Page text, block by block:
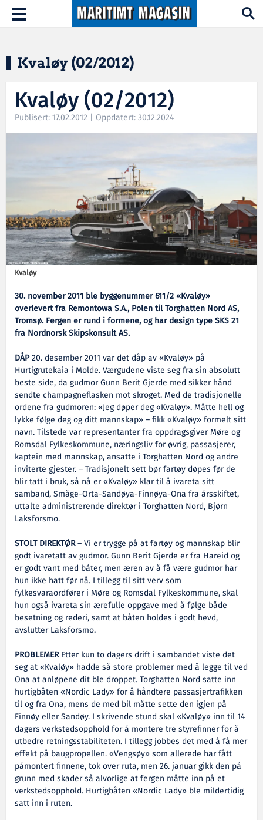
Hopp til hovedinnhold
Toggle
navigation
Kvaløy (02/2012)
Kvaløy (02/2012)
Publisert: 17.02.2012 | Oppdatert: 30.12.2024
Kvaløy
30. november 2011 ble byggenummer 611/2 «Kvaløy»
overlevert fra Remontowa S.A., Polen til Torghatten Nord AS,
Tromsø. Fergen er rund i formene, og har design type SKS 21
fra Nordnorsk Skipskonsult AS.
DÅP20. desember 2011 var det dåp av «Kvaløy» på
Hurtigrutekaia i Molde. Værgudene viste seg fra sin absolutt
beste side, da gudmor Gunn Berit Gjerde med sikker hånd
sendte champagneflasken mot skroget. Med de tradisjonelle
ordene fra gudmoren: «Jeg døper deg «Kvaløy». Måtte hell og
lykke følge deg og ditt mannskap» – fikk «Kvaløy» formelt sitt
navn. Tilstede var representanter fra oppdragsgiver Møre og
Romsdal Fylkeskommune, næringsliv for øvrig, passasjerer,
kaptein med mannskap, ansatte i Torghatten Nord og andre
inviterte gjester. – Tradisjonelt sett bør fartøy døpes før de
blir tatt i bruk, så nå er «Kvaløy» klar til å ivareta sitt
samband, Småge-Orta-Sandøya-Finnøya-Ona fra årsskiftet,
uttalte administrerende direktør i Torghatten Nord, Bjørn
Laksforsmo.
STOLT DIREKTØR– Vi er trygge på at fartøy og mannskap blir
godt ivaretatt av gudmor. Gunn Berit Gjerde er fra Hareid og
er godt vant med båter, men æren av å få være gudmor har
hun ikke hatt før nå. I tillegg til sitt verv som
fylkesvaraordfører i Møre og Romsdal Fylkeskommune, skal
hun også ivareta sin ærefulle oppgave med å følge både
besetning og rederi, samt at båten holdes i godt hevd,
avslutter Laksforsmo.
PROBLEMEREtter kun to dagers drift i sambandet viste det
seg at «Kvaløy» hadde så store problemer med å legge til ved
Ona at anløpene dit ble droppet. Torghatten Nord satte inn
hurtigbåten «Nordic Lady» for å håndtere passasjertrafikken
til og fra Ona, mens de med bil måtte sette den igjen på
Finnøy eller Sandøy. I skrivende stund skal «Kvaløy» inn til 14
dagers verkstedsopphold for å montere tre styrefinner for å
utbedre retningsstabiliteten. I tillegg jobbes det med å få mer
effekt på baugpropellen. «Vengsøy» som allerede har fått
påmontert finnene, tok over ruta, men 26. januar gikk den på
grunn med skader så alvorlige at fergen måtte inn på et
verkstedsopphold. Hurtigbåten «Nordic Lady» ble mildertidig
satt inn i ruten.